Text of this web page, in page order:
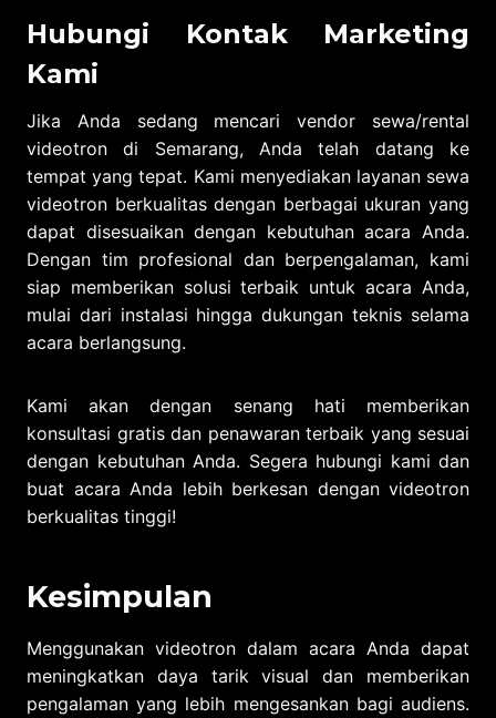
Hubungi Kontak Marketing
Kami
Jika Anda sedang mencari vendor sewa/rental
videotron di Semarang, Anda telah datang ke
tempat yang tepat. Kami menyediakan layanan sewa
videotron berkualitas dengan berbagai ukuran yang
dapat disesuaikan dengan kebutuhan acara Anda.
Dengan tim profesional dan berpengalaman, kami
siap memberikan solusi terbaik untuk acara Anda,
mulai dari instalasi hingga dukungan teknis selama
acara berlangsung.
Kami akan dengan senang hati memberikan
konsultasi gratis dan penawaran terbaik yang sesuai
dengan kebutuhan Anda. Segera hubungi kami dan
buat acara Anda lebih berkesan dengan videotron
berkualitas tinggi!
Kesimpulan
Menggunakan videotron dalam acara Anda dapat
meningkatkan daya tarik visual dan memberikan
pengalaman yang lebih mengesankan bagi audiens.